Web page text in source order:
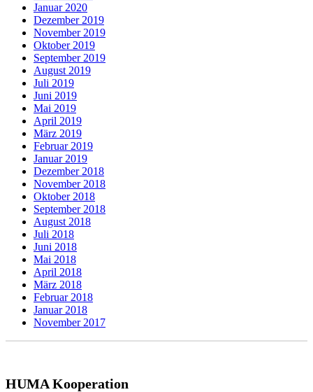
Januar 2020
Dezember 2019
November 2019
Oktober 2019
September 2019
August 2019
Juli 2019
Juni 2019
Mai 2019
April 2019
März 2019
Februar 2019
Januar 2019
Dezember 2018
November 2018
Oktober 2018
September 2018
August 2018
Juli 2018
Juni 2018
Mai 2018
April 2018
März 2018
Februar 2018
Januar 2018
November 2017
HUMA Kooperation